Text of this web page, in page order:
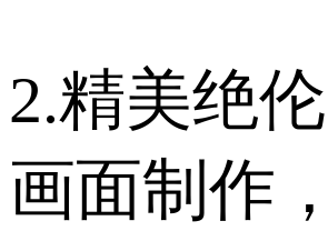
2.精美绝
画面制作